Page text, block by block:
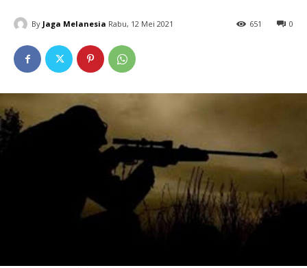
By Jaga Melanesia Rabu, 12 Mei 2021 0
651